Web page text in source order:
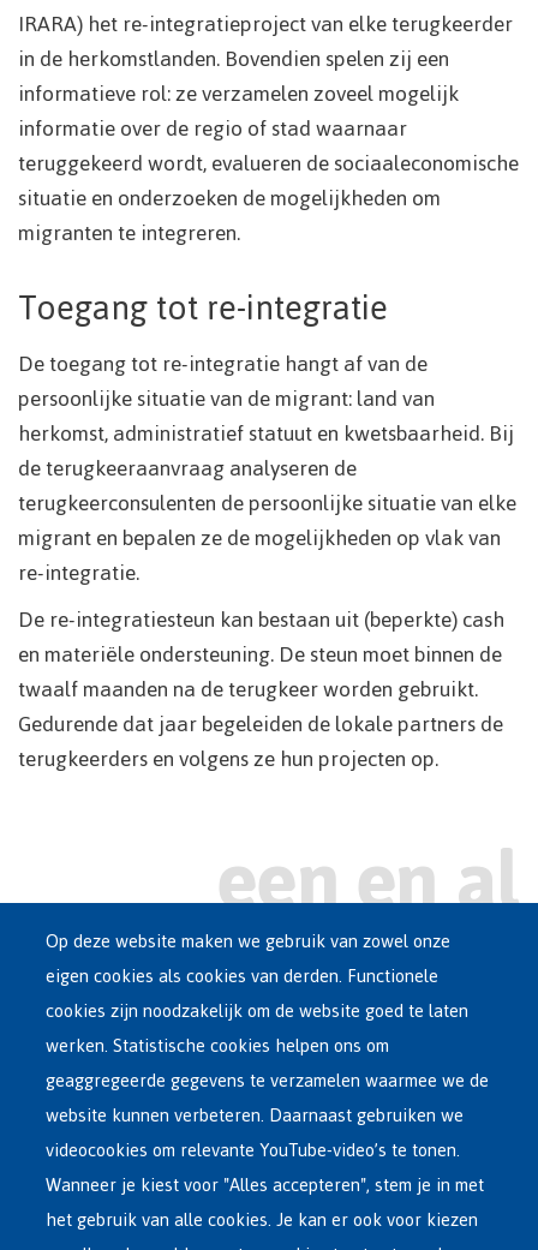
IRARA) het re-integratieproject van elke terugkeerder
in de herkomstlanden. Bovendien spelen zij een
informatieve rol: ze verzamelen zoveel mogelijk
informatie over de regio of stad waarnaar
teruggekeerd wordt, evalueren de sociaaleconomische
situatie en onderzoeken de mogelijkheden om
migranten te integreren.
Toegang tot re-integratie
De toegang tot re-integratie hangt af van de
persoonlijke situatie van de migrant: land van
herkomst, administratief statuut en kwetsbaarheid. Bij
de terugkeeraanvraag analyseren de
terugkeerconsulenten de persoonlijke situatie van elke
migrant en bepalen ze de mogelijkheden op vlak van
re-integratie.
De re-integratiesteun kan bestaan uit (beperkte) cash
en materiële ondersteuning. De steun moet binnen de
twaalf maanden na de terugkeer worden gebruikt.
Gedurende dat jaar begeleiden de lokale partners de
terugkeerders en volgens ze hun projecten op.
Main
Dutch
Menu
ASIEL IN BELGIË
OPVANGNETWERK
VRIJWILLIGE TERUGKEER
INTERNATIONAAL
Op deze website maken we gebruik van zowel onze
eigen cookies als cookies van derden. Functionele
cookies zijn noodzakelijk om de website goed te laten
werken. Statistische cookies helpen ons om
geaggregeerde gegevens te verzamelen waarmee we de
website kunnen verbeteren. Daarnaast gebruiken we
videocookies om relevante YouTube-video’s te tonen.
Wanneer je kiest voor "Alles accepteren", stem je in met
het gebruik van alle cookies. Je kan er ook voor kiezen